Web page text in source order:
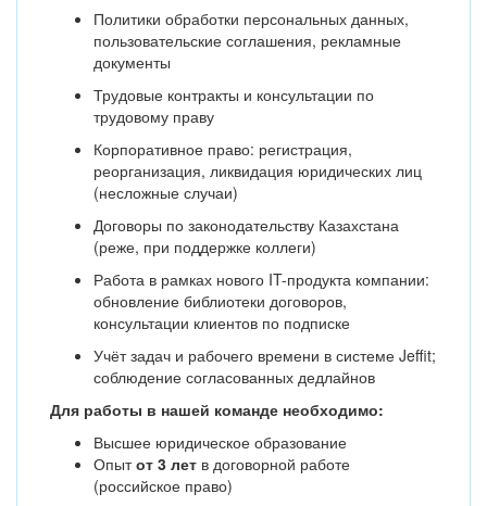
Политики обработки персональных данных,
пользовательские соглашения, рекламные
документы
Трудовые контракты и консультации по
трудовому праву
Корпоративное право: регистрация,
реорганизация, ликвидация юридических лиц
(несложные случаи)
Договоры по законодательству Казахстана
(реже, при поддержке коллеги)
Работа в рамках нового IT-продукта компании:
обновление библиотеки договоров,
консультации клиентов по подписке
Учёт задач и рабочего времени в системе Jeffit;
соблюдение согласованных дедлайнов
Для работы в нашей команде необходимо:
Высшее юридическое образование
Опытот 3 лет в договорной работе
(российское право)